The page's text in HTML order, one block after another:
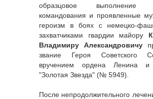
образцовое выполнение
командования и проявленные
героизм в боях с немецко-
захватчиками гвардии майору
Владимиру Александровичу
звание Героя Советского
вручением ордена Ленина и
"Золотая Звезда" (№ 5949).
После непродолжительного